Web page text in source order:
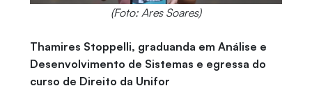
(Foto: Ares Soares)
Thamires Stoppelli, graduanda em Análise e
Desenvolvimento de Sistemas e egressa do
curso de Direito da Unifor